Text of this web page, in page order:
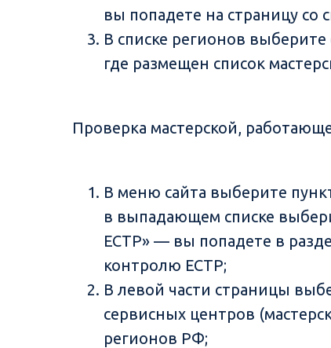
вы попадете на страницу со
В списке регионов
где размещен список
Проверка мастерской,
В меню сайта выберите
в выпадающем списке
ЕСТР» — вы попадете в
контролю ЕСТР;
В левой части страницы
сервисных центров
регионов РФ;